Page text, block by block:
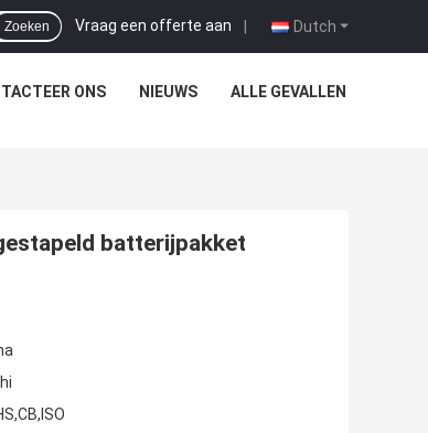
Dutch
Vraag een offerte aan |
Zoeken
ONS NIEUWS ALLE GEVALLEN
batterijpakket